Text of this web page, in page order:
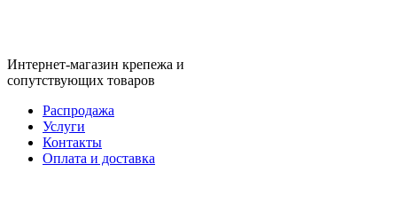
Интернет-магазин крепежа и
сопутствующих товаров
Распродажа
Услуги
Контакты
Оплата и доставка